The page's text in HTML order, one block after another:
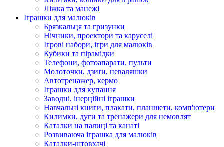
Ліжка та манежі
Іграшки для малюків
Брязкальця та гризунки
Нічники, проектори та каруселі
Ігрові набори, ігри для малюків
Кубики та пірамідки
Телефони, фотоапарати, пульти
Молоточки, дзиґи, неваляшки
Автотренажер, кермо
Іграшки для купання
Заводні, інерційні іграшки
Навчальні книги, плакати, планшети, комп'ютери
Килимки, дуги та тренажери для немовлят
Каталки на палиці та канаті
Розвиваюча іграшка для малюків
Каталки-штовхачі